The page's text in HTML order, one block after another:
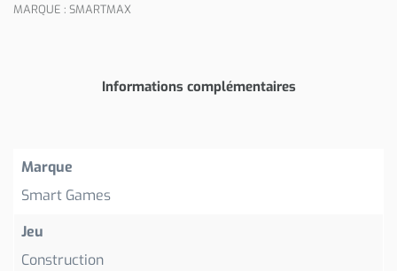
MARQUE : SMARTMAX
Informations complémentaires
Marque
Smart Games
Jeu
Construction